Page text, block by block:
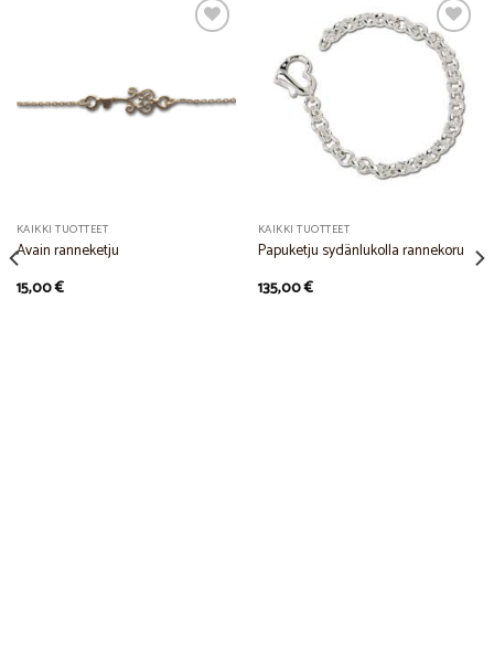
Wishlist
KAIKKI TUOTTEET
Avain ranneketju
15,00€
Add to
Wishlist
KAIKKI TUOTTEET
Papuketju sydänlukolla rannekoru
135,00€